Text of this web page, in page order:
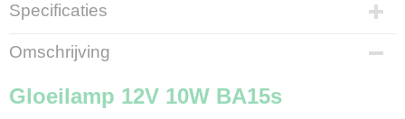
Specificaties
Bruto gewicht
0,01 Kg
Omschrijving
Gloeilamp 12V 10W BA15s